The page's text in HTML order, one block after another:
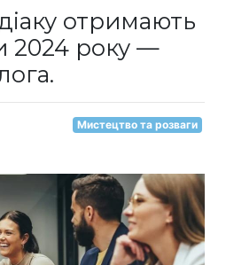
отримають
2024 року —
Мистецтво та розваги